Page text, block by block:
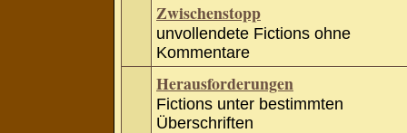
Zwischenstopp
unvollendete Fictions ohne
Kommentare
Herausforderungen
Fictions unter bestimmten
Überschriften